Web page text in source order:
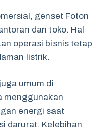
genset Foton
dan toko. Hal
operasi bisnis tetap
listrik.
umum di
menggunakan
energi saat
darurat. Kelebihan